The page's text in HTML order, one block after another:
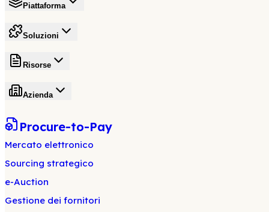
Piattaforma
Soluzioni
Risorse
Azienda
Procure-to-Pay
Mercato elettronico
Sourcing strategico
e-Auction
Gestione dei fornitori